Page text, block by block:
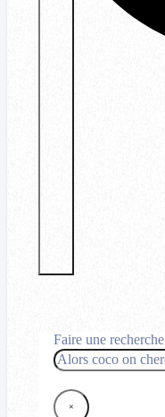
Faire une recherche
Rechercher
×